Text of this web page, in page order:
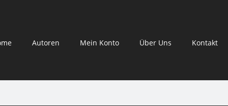
Autoren Mein Konto Über Uns Kontakt